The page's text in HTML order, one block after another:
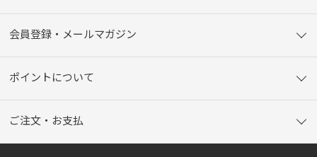
会員登録・メールマガジン
ポイントについて
ご注文・お支払